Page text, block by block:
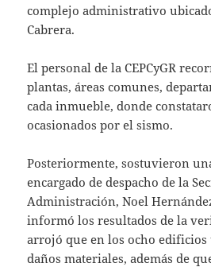
complejo administrativo
Cabrera.
El personal de la CEPCyGR
plantas, áreas comunes,
cada inmueble, donde
ocasionados por el sismo.
Posteriormente, sostuvieron
encargado de despacho de la
Administración, Noel
informó los resultados de la
arrojó que en los ocho
daños materiales, además de